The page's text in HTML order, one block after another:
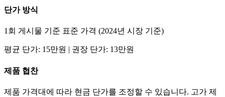
단가방식
1회 게시물 기준 표준 가격 (2024년 시장 기준)
평균 단가: 15만원 | 권장 단가: 13만원
제품 협찬
제품 가격대에 따라 현금 단가를 조정할 수 있습니다. 고가 제